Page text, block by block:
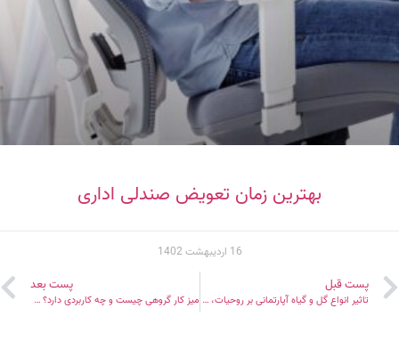
بهترین زمان تعویض صندلی اداری
16 اردیبهشت 1402
پست قبل
تاثیر انواع گل و گیاه آپارتمانی بر روحیات، خلق و خوی افراد
پست بعد
میز کار گروهی چیست و چه کاربردی دارد؟ راهنمای کامل مزایا و معایب